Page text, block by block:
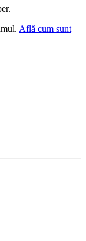
Află cum sunt